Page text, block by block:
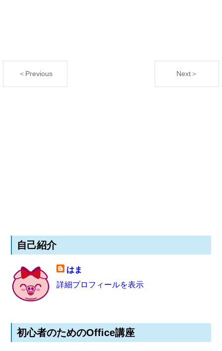
＜Previous Next＞
自己紹介
はま
詳細プロフィールを表示
初心者のためのOffice講座